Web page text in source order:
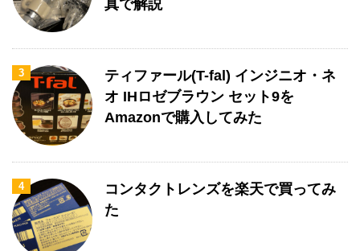
真で解説
3
ティファール(T-fal) インジニオ・ネ
オ IHロゼブラウン セット9を
Amazonで購入してみた
4
コンタクトレンズを楽天で買ってみ
た